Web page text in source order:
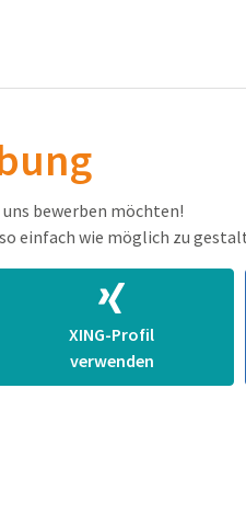
uns bewerben möchten!
einfach wie möglich zu
XING-Profil
verwenden